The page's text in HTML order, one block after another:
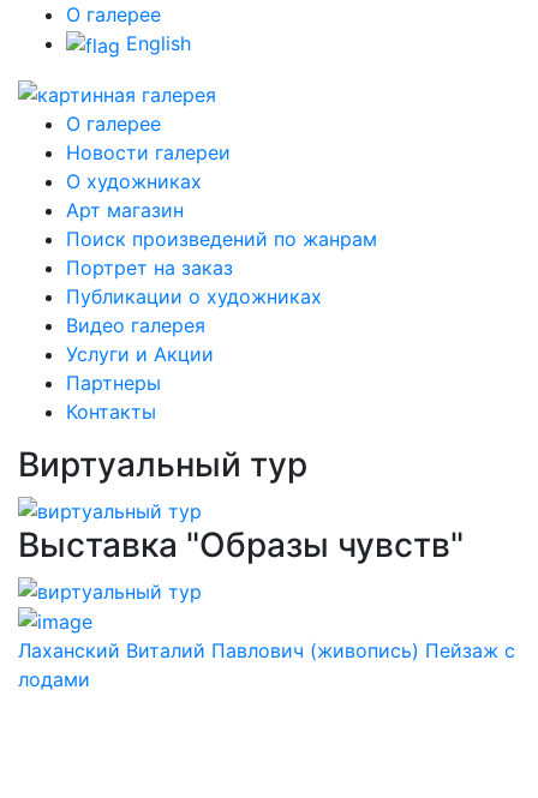
О галерее
English
О галерее
Новости галереи
О художниках
Арт магазин
Поиск произведений по жанрам
Портрет на заказ
Публикации о художниках
Видео галерея
Услуги и Акции
Партнеры
Контакты
Виртуальный тур
Выставка "Образы чувств"
Лаханский Виталий Павлович (живопись) Пейзаж с
лодами